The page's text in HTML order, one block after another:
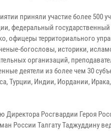
приняли участие более 500
федеральный
офицеры территориального
богословы, историки,
организаций,
деятели из более чем 30
Турции, Индии, Иордании,
Росгвардии Героя
России Талгату Таджуддину